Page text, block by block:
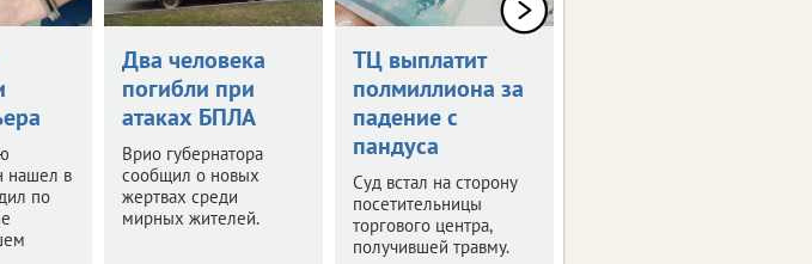
нашел в
по
Два человека
погибли при
атаках БПЛА
Врио губернатора
сообщил о новых
жертвах среди
мирных жителей.
ТЦ выплатит
полмиллиона за
падение с
пандуса
Суд встал на сторону
посетительницы
торгового центра,
получившей травму.